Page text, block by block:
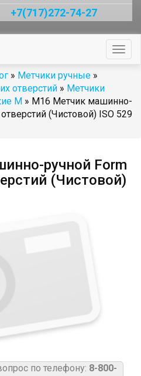
+7(717)272-74-27
» Метчики ручные »
отверстий » Метчики
М » М16 Метчик машинно-
(Чистовой) ISO 529
ручной Form
(Чистовой)
по телефону: 8-800-